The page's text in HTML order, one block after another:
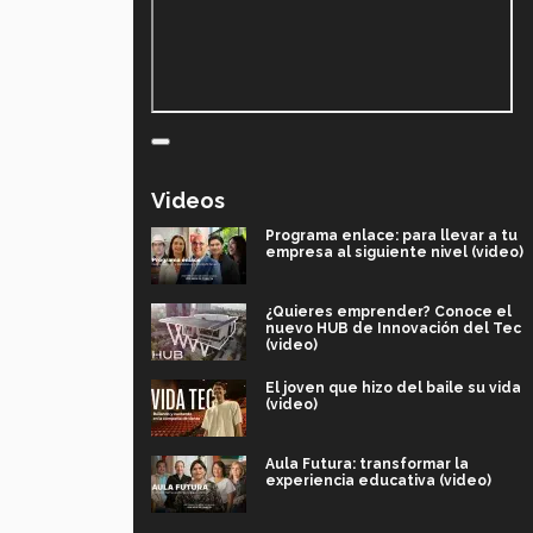
Videos
Programa enlace: para llevar a tu
empresa al siguiente nivel (video)
¿Quieres emprender? Conoce el
nuevo HUB de Innovación del Tec
(video)
El joven que hizo del baile su vida
(video)
Aula Futura: transformar la
experiencia educativa (video)